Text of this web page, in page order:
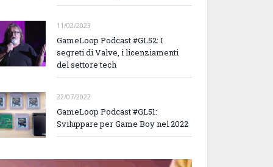
11/02/2023
GameLoop Podcast #GL52: I
segreti di Valve, i licenziamenti
del settore tech
22/07/2022
GameLoop Podcast #GL51:
Sviluppare per Game Boy nel 2022